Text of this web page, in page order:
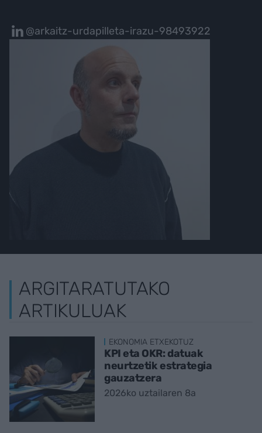
@arkaitz-urdapilleta-irazu-98493922
ARGITARATUTAKO
ARTIKULUAK
EKONOMIA ETXEKOTUZ
KPI eta OKR: datuak
neurtzetik estrategia
gauzatzera
2026ko uztailaren 8a